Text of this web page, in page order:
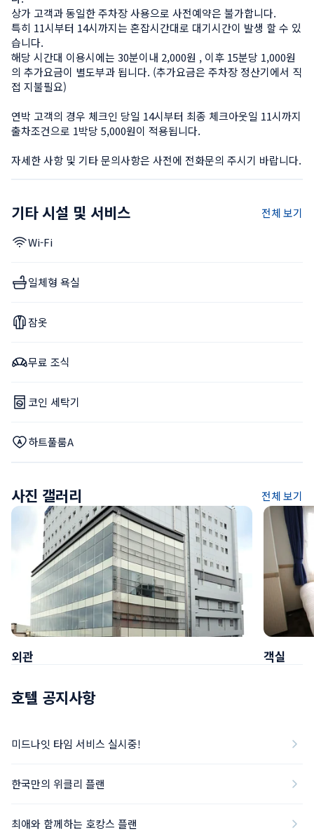
상가 고객과 동일한 주차장 사용으로 사전예약은 불가합니다.
특히 11시부터 14시까지는 혼잡시간대로 대기시간이 발생 할 수 있
습니다.
해당 시간대 이용시에는 30분이내 2,000원 , 이후 15분당 1,000원
의 추가요금이 별도부과 됩니다. (추가요금은 주차장 정산기에서 직
접 지불필요)
연박 고객의 경우 체크인 당일 14시부터 최종 체크아웃일 11시까지
출차조건으로 1박당 5,000원이 적용됩니다.
자세한 사항 및 기타 문의사항은 사전에 전화문의 주시기 바랍니다.
기타 시설 및 서비스 전체 보기
Wi-Fi
일체형 욕실
잠옷
무료 조식
코인 세탁기
하트풀룸A
사진 갤러리 전체 보기
외관 객실
호텔 공지사항
미드나잇 타임 서비스 실시중!
한국만의 위클리 플랜
최애와 함께하는 호캉스 플랜